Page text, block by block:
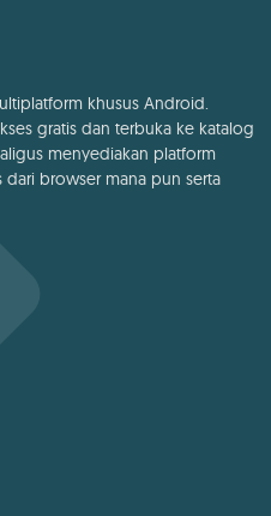
khusus Android.
gratis dan terbuka ke katalog
menyediakan platform
browser mana pun serta